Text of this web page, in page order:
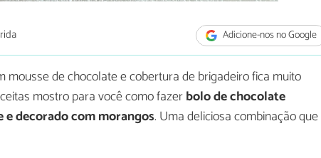
Adicione-nos no Google
mousse de chocolate e cobertura de brigadeiro fica muito
mostro para você como fazerbolo de chocolate
decorado com morangos. Uma deliciosa combinação que